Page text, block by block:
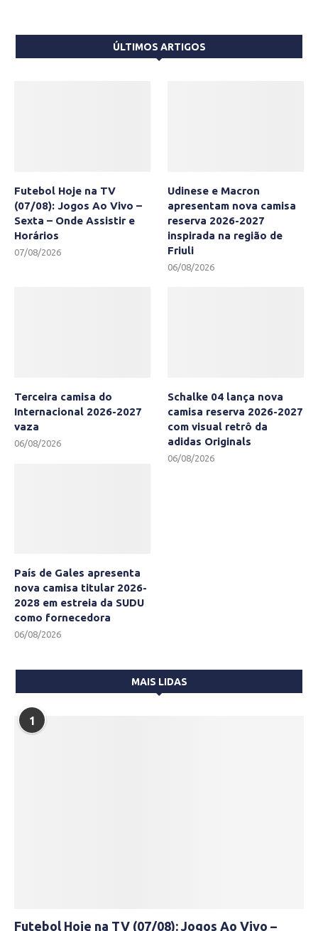
ÚLTIMOS ARTIGOS
Futebol Hoje na TV
(07/08): Jogos Ao Vivo –
Sexta – Onde Assistir e
Horários
07/08/2026
Udinese e Macron
apresentam nova camisa
reserva 2026-2027
inspirada na região de
Friuli
06/08/2026
Terceira camisa do
Internacional 2026-2027
vaza
06/08/2026
Schalke 04 lança nova
camisa reserva 2026-2027
com visual retrô da
adidas Originals
06/08/2026
País de Gales apresenta
nova camisa titular 2026-
2028 em estreia da SUDU
como fornecedora
06/08/2026
MAIS LIDAS
1
Futebol Hoje na TV (07/08): Jogos Ao Vivo –